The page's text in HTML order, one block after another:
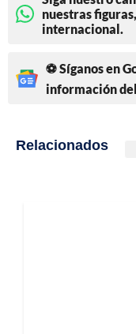
nuestras
internacional.
⚽ Síganos en
información
Relacionados